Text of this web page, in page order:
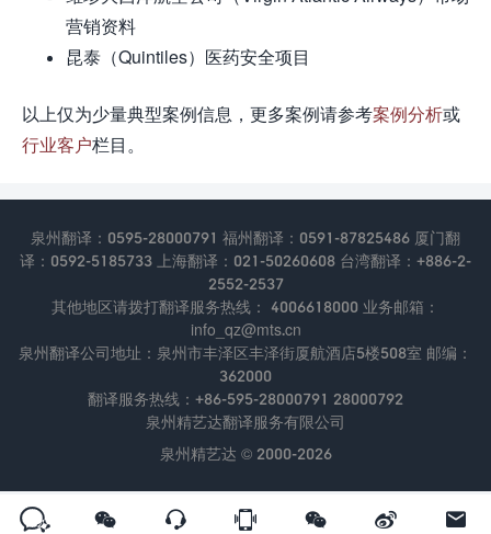
营销资料
昆泰（Quintiles）医药安全项目
以上仅为少量典型案例信息，更多案例请参考案例分析或
行业客户栏目。
      
泉州翻译：0595-28000791 福州翻译：0591-87825486 厦门翻
译：0592-5185733 上海翻译：021-50260608 台湾翻译：+886-2-
2552-2537
其他地区请拨打翻译服务热线： 4006618000 业务邮箱：
info_qz@mts.cn
泉州翻译公司地址：泉州市丰泽区丰泽街厦航酒店5楼508室 邮编：
362000
翻译服务热线：+86-595-28000791 28000792
泉州精艺达翻译服务有限公司
泉州精艺达 © 2000-2026